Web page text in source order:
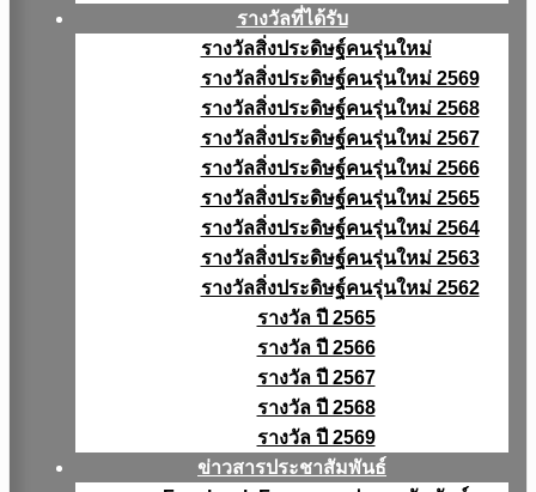
รางวัลที่ได้รับ
รางวัลสิ่งประดิษฐ์คนรุ่นใหม่
รางวัลสิ่งประดิษฐ์คนรุ่นใหม่ 2569
รางวัลสิ่งประดิษฐ์คนรุ่นใหม่ 2568
รางวัลสิ่งประดิษฐ์คนรุ่นใหม่ 2567
รางวัลสิ่งประดิษฐ์คนรุ่นใหม่ 2566
รางวัลสิ่งประดิษฐ์คนรุ่นใหม่ 2565
รางวัลสิ่งประดิษฐ์คนรุ่นใหม่ 2564
รางวัลสิ่งประดิษฐ์คนรุ่นใหม่ 2563
รางวัลสิ่งประดิษฐ์คนรุ่นใหม่ 2562
รางวัล ปี 2565
รางวัล ปี 2566
รางวัล ปี 2567
รางวัล ปี 2568
รางวัล ปี 2569
ข่าวสารประชาสัมพันธ์